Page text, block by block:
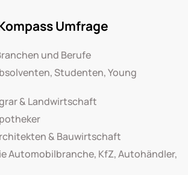
Umfrage
und Berufe
Studenten, Young
& Landwirtschaft
& Bauwirtschaft
Automobilbranche, KfZ, Autohändler,